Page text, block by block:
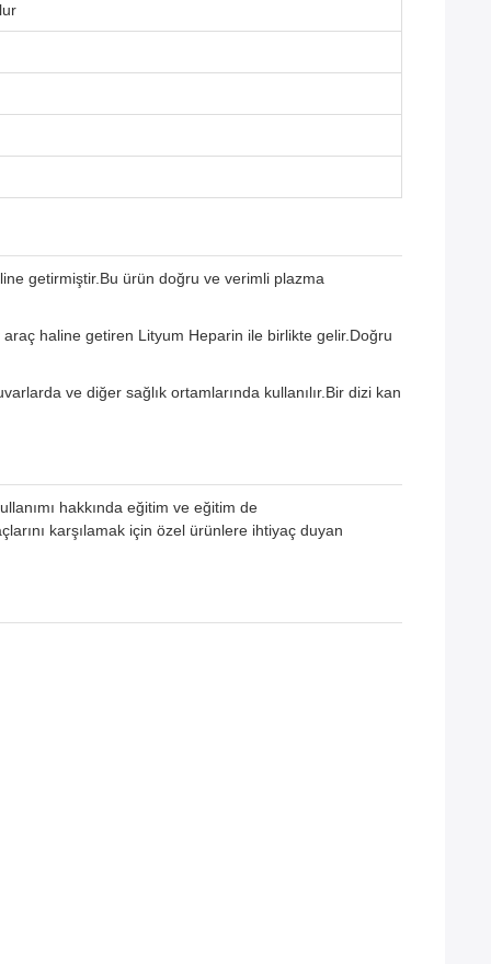
getirmiştir.Bu ürün doğru ve verimli plazma
haline getiren Lityum Heparin ile birlikte gelir.Doğru
ve diğer sağlık ortamlarında kullanılır.Bir dizi kan
hakkında eğitim ve eğitim de
karşılamak için özel ürünlere ihtiyaç duyan